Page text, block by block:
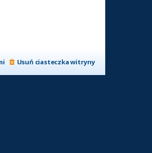
Usuń ciasteczka witryny